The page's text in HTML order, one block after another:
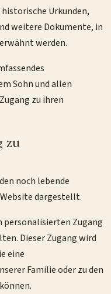
Urkunden,
weitere Dokumente, in
werden.
Sohn und allen
zu ihren
zu
noch lebende
dargestellt.
personalisierten Zugang
Dieser Zugang wird
eine
Familie oder zu den